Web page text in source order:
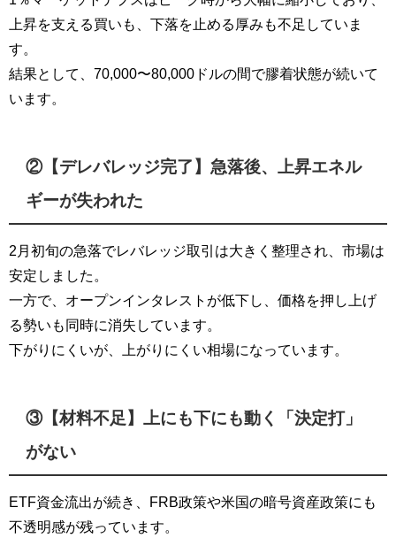
上昇を支える買いも、下落を止める厚みも不足していま
す。
結果として、70,000〜80,000ドルの間で膠着状態が続いて
います。
②【デレバレッジ完了】急落後、上昇エネル
ギーが失われた
2月初旬の急落でレバレッジ取引は大きく整理され、市場は
安定しました。
一方で、オープンインタレストが低下し、価格を押し上げ
る勢いも同時に消失しています。
下がりにくいが、上がりにくい相場になっています。
③【材料不足】上にも下にも動く「決定打」
がない
ETF資金流出が続き、FRB政策や米国の暗号資産政策にも
不透明感が残っています。